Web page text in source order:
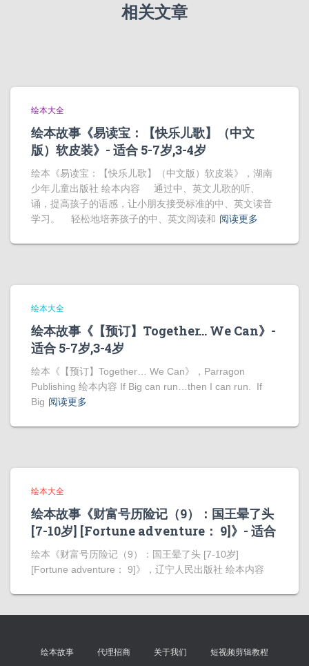
相关文章
绘本大全
绘本故事《易读宝：【快乐儿歌】（中文
版）软皮装》- 适合 5-7岁,3-4岁
绘本《易读宝：【快乐儿歌】（中文版）软皮装》，湖南
少年儿童出版社 绘本内容 通过中、英文儿歌的听、
诵，提高孩子的语感，让小朋友接受标准的中、英文读音
学习。 轻松地培养孩子的中、英文阅读和 阅读更多
绘本大全
绘本故事《【预订】Together… We Can》-
适合 5-7岁,3-4岁
绘本《【预订】Together… We Can》，Parragon
Publishing 绘本内容 If Big can run…then I can run. If
Big 阅读更多
绘本大全
绘本故事《财富号历险记（9）：国王晕了头
[7-10岁] [Fortune adventure： 9]》- 适合
绘本《财富号历险记（9）：国王晕了头 [7-10岁]
[Fortune adventure： 9]》，辽宁人民出版社 绘本内容
绘本故事 代理招商 关于我们 短视频剪辑教程